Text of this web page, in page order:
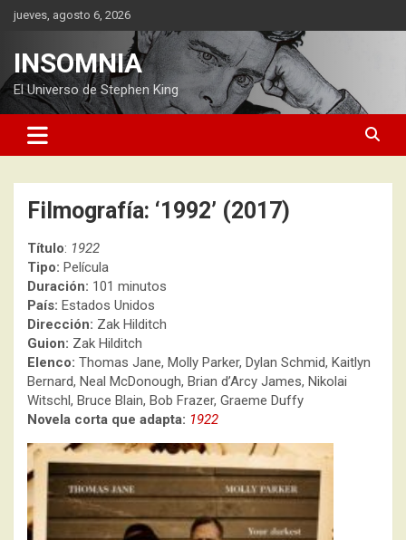
Saltarjueves, agosto 6, 2026
INSOMNIA
El Universo de Stephen King
Filmografía: ‘1992’ (2017)
Título: 1922
Tipo: Película
Duración: 101 minutos
País: Estados Unidos
Dirección: Zak Hilditch
Guion: Zak Hilditch
Elenco: Thomas Jane, Molly Parker, Dylan Schmid, Kaitlyn
Bernard, Neal McDonough, Brian d’Arcy James, Nikolai
Witschl, Bruce Blain, Bob Frazer, Graeme Duffy
Novela corta que adapta: 1922